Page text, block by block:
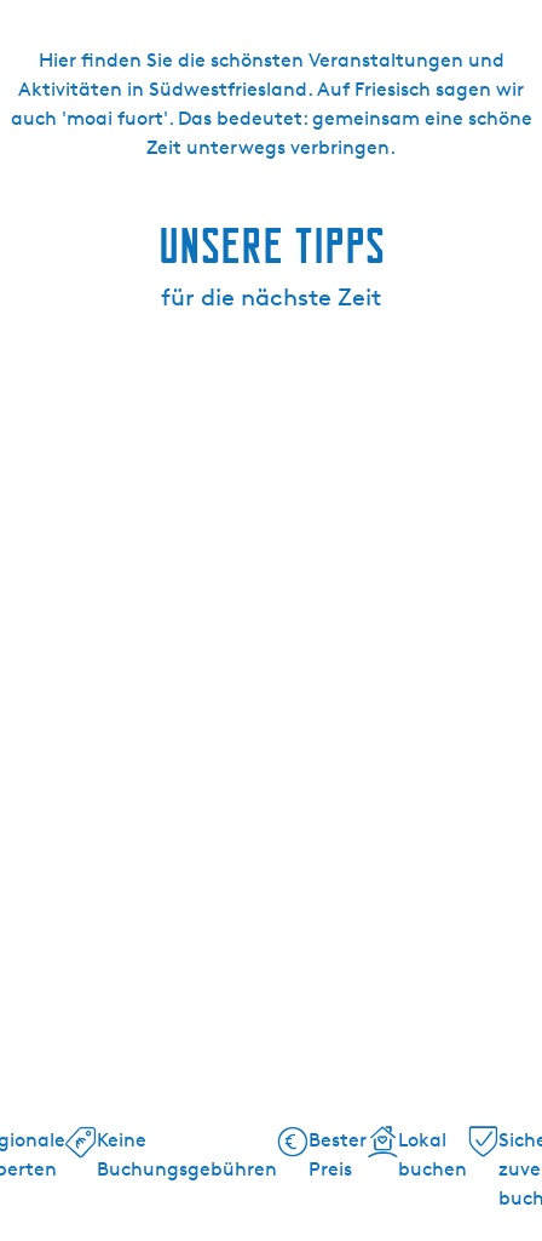
Hier finden Sie die schönsten Veranstaltungen und
Aktivitäten in Südwestfriesland. Auf Friesisch sagen wir
auch 'moai fuort'. Das bedeutet: gemeinsam eine schöne
Zeit unterwegs verbringen.
Unsere Tipps
für die nächste Zeit
Keine
Buchungsgebühren
Bester
Preis
Lokal
buchen